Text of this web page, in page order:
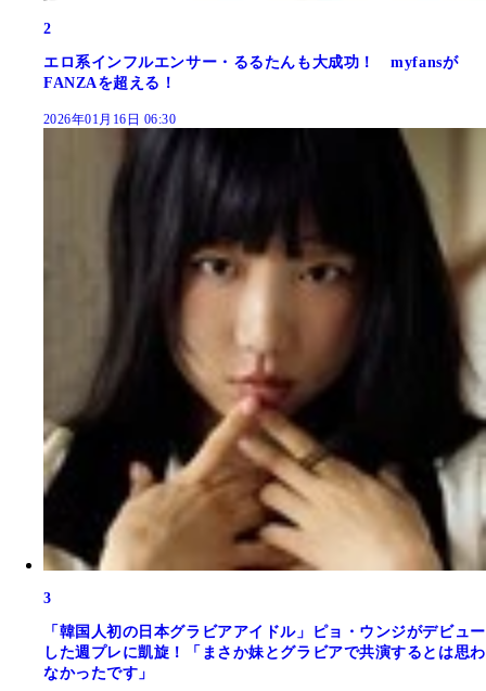
2
エロ系インフルエンサー・るるたんも大成功！ myfansが
FANZAを超える！
2026年01月16日 06:30
3
「韓国人初の日本グラビアアイドル」ピョ・ウンジがデビュー
した週プレに凱旋！「まさか妹とグラビアで共演するとは思わ
なかったです」